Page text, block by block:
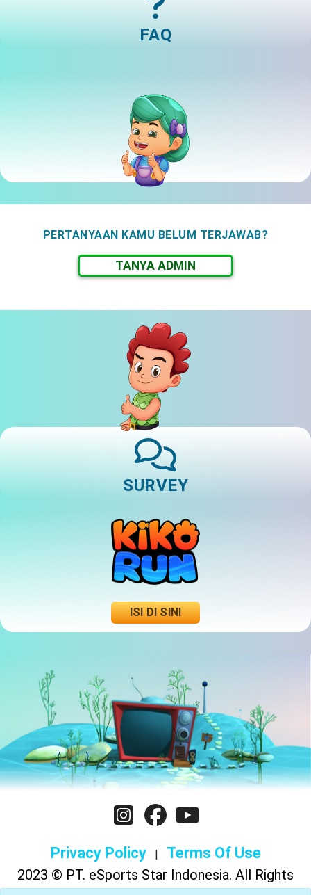
FAQ
PERTANYAAN KAMU BELUM TERJAWAB?
TANYA ADMIN
SURVEY
ISI DI SINI
Privacy Policy Terms Of Use
2023 © PT. eSports Star Indonesia. All Rights